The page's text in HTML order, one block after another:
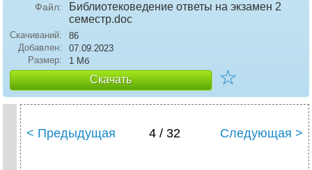
Файл:
Библиотековедение ответы на экзамен 2
семестр.doc
Скачиваний:
86
Добавлен:
07.09.2023
Размер:
1 Мб
Скачать ☆
< Предыдущая 4 / 32 Следующая >